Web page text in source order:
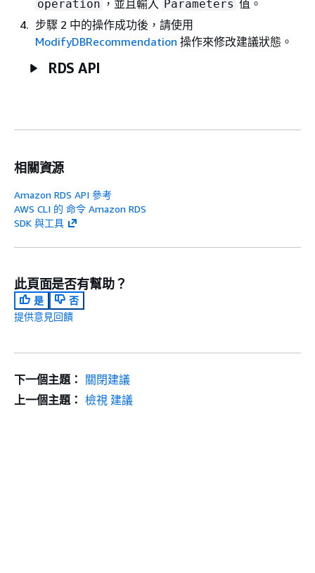
operation ，並且輸入 Parameters 值。
步驟 2 中的操作成功後，請使用
ModifyDBRecommendation 操作來修改建議狀態。
RDS API
相關資源
Amazon RDS API 參考
AWS CLI 的 命令 Amazon RDS
SDK 與工具
此頁面是否有幫助？
是
否
提供意見回饋
下一個主題： 關閉建議
上一個主題： 檢視 建議